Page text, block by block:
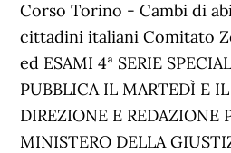
Corso Torino - Cambi di
cittadini italiani Comitato
ed ESAMI 4ª SERIE
PUBBLICA IL MARTEDÌ E
DIREZIONE E REDAZIONE
MINISTERO DELLA